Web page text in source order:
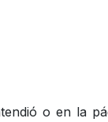
o en la